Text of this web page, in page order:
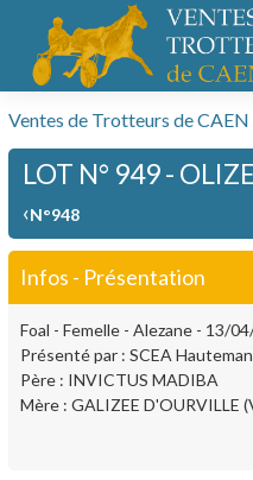
Ventes de Trotteurs de
LOT N° 949 -
‹N°948
Infos - Présentation
Foal - Femelle - Alezane - 13/
Présenté par : SCEA
Père : INVICTUS MADIBA
Mère : GALIZEE D'OURVILLE